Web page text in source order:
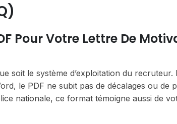
Pour Votre Lettre De
soit le système d’exploitation du recruteur.
le PDF ne subit pas de décalages ou de
nationale, ce format témoigne aussi de